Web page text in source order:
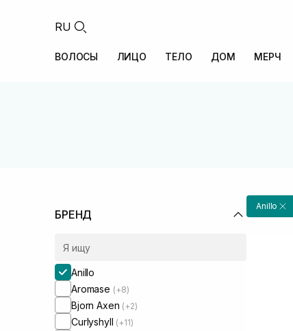
RU
ВОЛОСЫ ЛИЦО ТЕЛО ДОМ МЕРЧ
БРЕНД
Anillo
Aromase (+8)
Bjorn Axen (+2)
Curlyshyll (+11)
Anillo